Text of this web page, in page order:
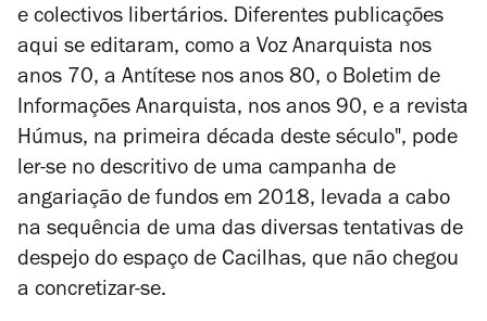
e colectivos libertários. Diferentes publicações
aqui se editaram, como a Voz Anarquista nos
anos 70, a Antítese nos anos 80, o Boletim de
Informações Anarquista, nos anos 90, e a revista
Húmus, na primeira década deste século", pode
ler-se no descritivo de uma campanha de
angariação de fundos em 2018, levada a cabo
na sequência de uma das diversas tentativas de
despejo do espaço de Cacilhas, que não chegou
a concretizar-se.